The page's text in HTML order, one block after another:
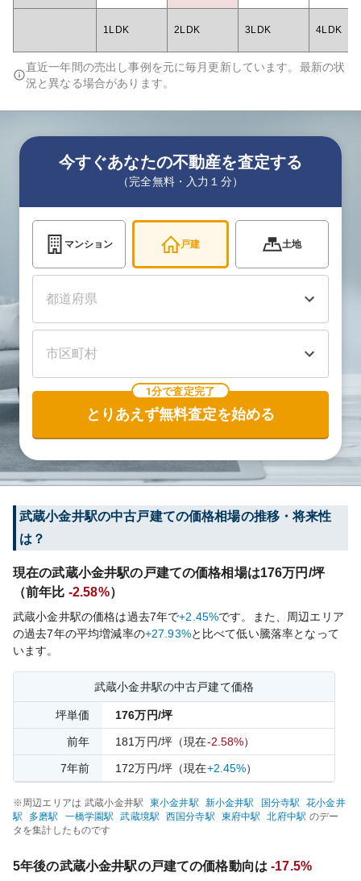
1LDK 2LDK 3LDK 4LDK
直近一年間の売出し事例を元に毎月更新しています。最新の状
況と異なる場合があります。
今すぐあなたの不動産を査定する
（完全無料・入力１分）
マンション 戸建 土地
1分で査定完了
とりあえず無料査定を始める
武蔵小金井駅の中古戸建ての価格相場の推移・将来性
は？
現在の武蔵小金井駅の戸建ての価格相場は176万円/坪
（前年比 -2.58%）
武蔵小金井駅の価格は過去7年で+2.45%です。
また、周辺エリア
の過去7年の平均増減率の+27.93%と比べて低い騰落率となって
います。
武蔵小金井駅の中古戸建て価格
坪単価 176万円/坪
前年 181万円/坪 （現在-2.58%）
7年前 172万円/坪 （現在+2.45%）
※周辺エリアは 武蔵小金井駅 東小金井駅 新小金井駅 国分寺駅
花小金井
駅
多磨駅 一橋学園駅 武蔵境駅 西国分寺駅 東府中駅 北府中駅 のデー
タを集計したものです
5年後の武蔵小金井駅の戸建ての価格動向は -17.5%